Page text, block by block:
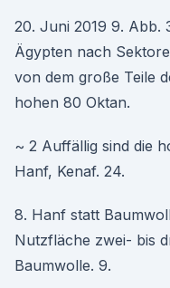
20. Juni 2019 9. Abb.
Ägypten nach
von dem große Teile
hohen 80 Oktan.
~ 2 Auffällig sind die
Hanf, Kenaf. 24.
8. Hanf statt
Nutzfläche zwei- bis
Baumwolle. 9.